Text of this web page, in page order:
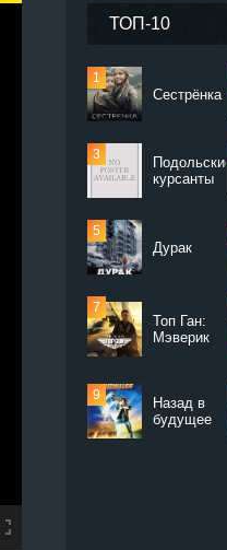
ТОП-10
Сестрёнка
Подольские
курсанты
Дурак
Топ Ган:
Мэверик
Назад в
будущее